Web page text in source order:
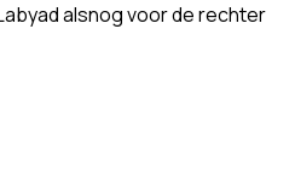
alsnog voor de rechter